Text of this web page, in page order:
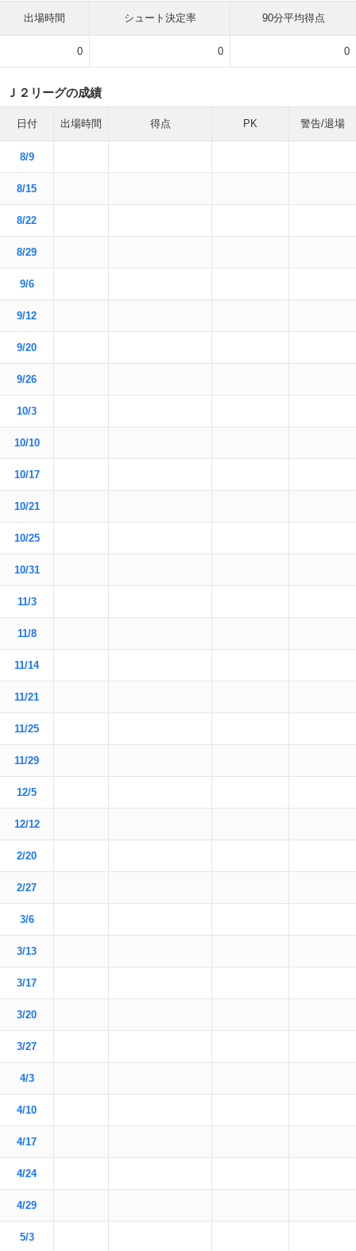
出場時間 シュート決定率 90分平均得点
0 0 0
Ｊ２リーグの成績
日付 出場時間 得点 PK 警告/退場
8/9
8/15
8/22
8/29
9/6
9/12
9/20
9/26
10/3
10/10
10/17
10/21
10/25
10/31
11/3
11/8
11/14
11/21
11/25
11/29
12/5
12/12
2/20
2/27
3/6
3/13
3/17
3/20
3/27
4/3
4/10
4/17
4/24
4/29
5/3